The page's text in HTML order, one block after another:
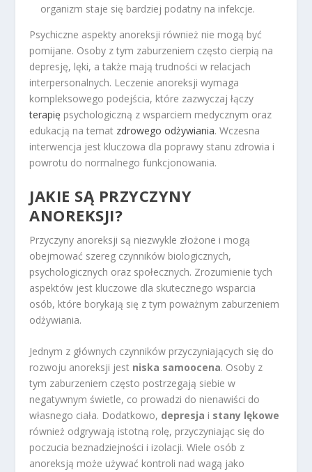
organizm staje się bardziej podatny na infekcje.
Psychiczne aspekty anoreksji również nie mogą być
pomijane. Osoby z tym zaburzeniem często cierpią na
depresję, lęki, a także mają trudności w relacjach
interpersonalnych. Leczenie anoreksji wymaga
kompleksowego podejścia, które zazwyczaj łączy
terapię psychologiczną z wsparciem medycznym oraz
edukacją na temat zdrowego odżywiania. Wczesna
interwencja jest kluczowa dla poprawy stanu zdrowia i
powrotu do normalnego funkcjonowania.
JAKIE SĄ PRZYCZYNY
ANOREKSJI?
Przyczyny anoreksji są niezwykle złożone i mogą
obejmować szereg czynników biologicznych,
psychologicznych oraz społecznych. Zrozumienie tych
aspektów jest kluczowe dla skutecznego wsparcia
osób, które borykają się z tym poważnym zaburzeniem
odżywiania.
Jednym z głównych czynników przyczyniających się do
rozwoju anoreksji jest niska samoocena. Osoby z
tym zaburzeniem często postrzegają siebie w
negatywnym świetle, co prowadzi do nienawiści do
własnego ciała. Dodatkowo, depresja i stany lękowe
również odgrywają istotną rolę, przyczyniając się do
poczucia beznadziejności i izolacji. Wiele osób z
anoreksją może używać kontroli nad wagą jako